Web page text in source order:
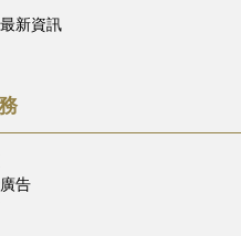
新資訊
告